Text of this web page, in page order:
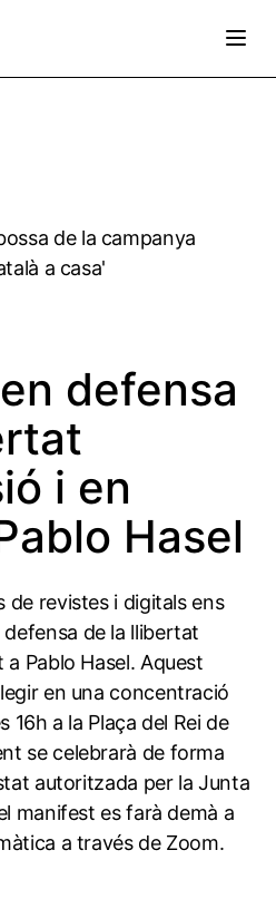
defensa
i en
Hasel
de revistes i digitals ens
de la llibertat
a Pablo Hasel. Aquest
en una concentració
16h a la Plaça del Rei de
se celebrarà de forma
autoritzada per la Junta
manifest es farà demà a
a través de Zoom.